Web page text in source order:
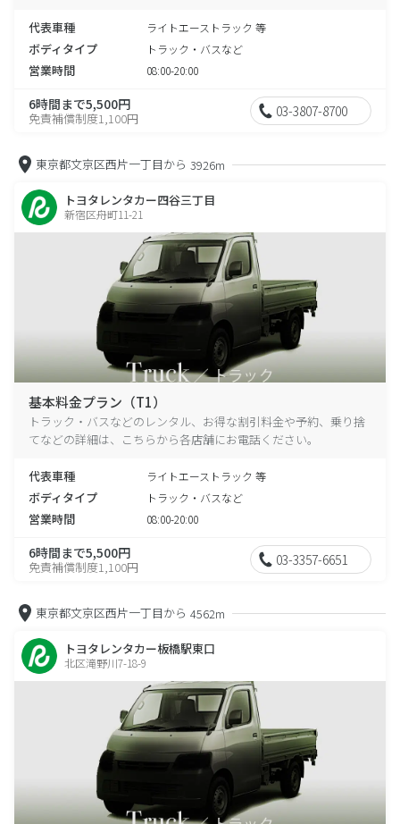
代表車種 ライトエーストラック 等
ボディタイプ トラック・バスなど
営業時間 08:00-20:00
6時間まで5,500円
免責補償制度1,100円 03-3807-8700
東京都文京区西片一丁目から 3926m
トヨタレンタカー四谷三丁目
新宿区舟町11-21
基本料金プラン（T1）
トラック・バスなどのレンタル、お得な割引料金や予約、乗り捨
てなどの詳細は、こちらから各店舗にお電話ください。
代表車種 ライトエーストラック 等
ボディタイプ トラック・バスなど
営業時間 08:00-20:00
6時間まで5,500円
免責補償制度1,100円 03-3357-6651
東京都文京区西片一丁目から 4562m
トヨタレンタカー板橋駅東口
北区滝野川7-18-9